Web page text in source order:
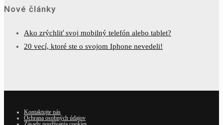
Nové články
Ako zrýchliť svoj mobilný telefón alebo tablet?
20 vecí, ktoré ste o svojom Iphone nevedeli!
Kontaktujte nás
Ochrana osobných údajov